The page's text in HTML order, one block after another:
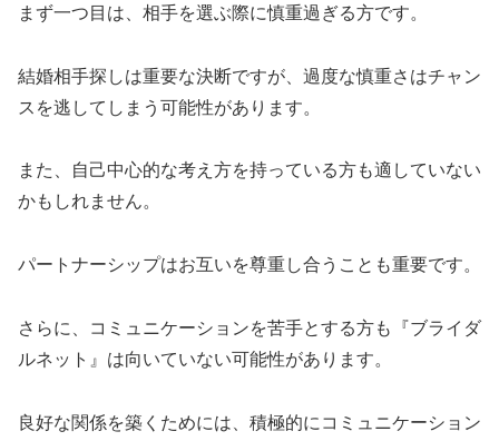
まず一つ目は、相手を選ぶ際に慎重過ぎる方です。
結婚相手探しは重要な決断ですが、過度な慎重さはチャン
スを逃してしまう可能性があります。
また、自己中心的な考え方を持っている方も適していない
かもしれません。
パートナーシップはお互いを尊重し合うことも重要です。
さらに、コミュニケーションを苦手とする方も『ブライダ
ルネット』は向いていない可能性があります。
良好な関係を築くためには、積極的にコミュニケーション